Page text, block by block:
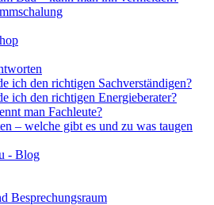
ich den richtigen Sachverständigen?
ich den richtigen Energieberater?
man Fachleute?
– welche gibt es und zu was taugen
- Blog
Besprechungsraum